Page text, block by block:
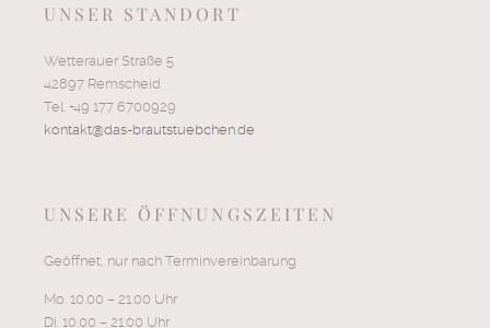
UNSER STANDORT
Wetterauer Straße 5
42897 Remscheid
Tel. +49 177 6700929
kontakt@das-brautstuebchen.de
UNSERE ÖFFNUNGSZEITEN
Geöffnet, nur nach Terminvereinbarung
Mo. 10.00 – 21.00 Uhr
Di. 10.00 – 21.00 Uhr